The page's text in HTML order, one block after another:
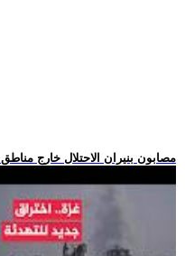
.. مصابون بنيران الاحتلال خارج